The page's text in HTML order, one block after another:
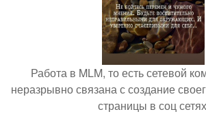
Работа в MLM, то есть сетевой
неразрывно связана с создание
страницы в соц